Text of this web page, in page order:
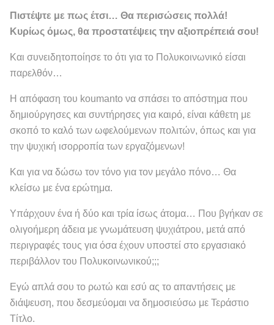
Πιστέψτε με πως έτσι… Θα περισώσεις πολλά!
Κυρίως όμως, θα προστατέψεις την αξιοπρέπειά σου!
Και συνειδητοποίησε το ότι για το Πολυκοινωνικό είσαι
παρελθόν…
Η απόφαση του koumanto να σπάσει το απόστημα που
δημιούργησες και συντήρησες για καιρό, είναι κάθετη με
σκοπό το καλό των ωφελούμενων πολιτών, όπως και για
την ψυχική ισορροπία των εργαζόμενων!
Και για να δώσω τον τόνο για τον μεγάλο πόνο… Θα
κλείσω με ένα ερώτημα.
Υπάρχουν ένα ή δύο και τρία ίσως άτομα… Που βγήκαν σε
ολιγοήμερη άδεια με γνωμάτευση ψυχιάτρου, μετά από
περιγραφές τους για όσα έχουν υποστεί στο εργασιακό
περιβάλλον του Πολυκοινωνικού;;;
Εγώ απλά σου το ρωτώ και εσύ ας το απαντήσεις με
διάψευση, που δεσμεύομαι να δημοσιεύσω με Τεράστιο
Τίτλο.